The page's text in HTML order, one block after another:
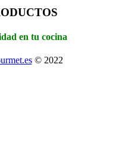
en tu cocina
© 2022